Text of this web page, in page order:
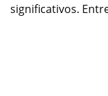
significativos.